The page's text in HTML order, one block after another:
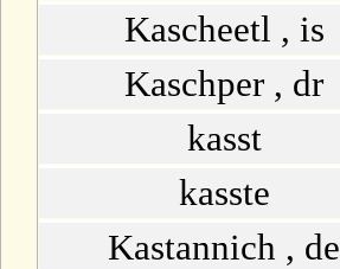
Kascheetl , is
Kaschper , dr
kasst
kasste
Kastannich , de